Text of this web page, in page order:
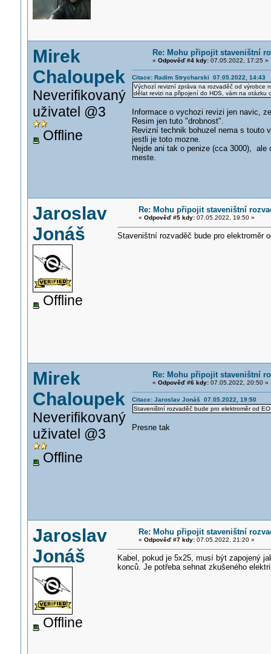
Mirek
Chaloupek
Neverifikovaný
uživatel @3
Offline
Re: Mohu připojit staveništní
« Odpověď #4 kdy:07.05.2022, 17:25 »
Citace: Radim Strycharski 07.05.2022, 14:43
Výchozí revizní zpráva na rozvaděč od výrobce
dělat revizi na připojení do HDS, vám na
Informace o vychozi revizi jen navic,
Resim jen tuto "drobnost".
Revizní technik bohuzel nema s touto
jestli je toto mozne.
Nejde ani tak o penize (cca 3000),
meste.
Jaroslav
Jonáš
Offline
Re: Mohu připojit staveništní
« Odpověď #5 kdy:07.05.2022, 19:50 »
Staveništní rozvaděč bude pro elektroměr
Mirek
Chaloupek
Neverifikovaný
uživatel @3
Offline
Re: Mohu připojit staveništní
« Odpověď #6 kdy:07.05.2022, 20:50 »
Citace: Jaroslav Jonáš 07.05.2022, 19:50
Staveništní rozvaděč bude pro elektroměr od
Presne tak
Jaroslav
Jonáš
Offline
Re: Mohu připojit staveništní
« Odpověď #7 kdy:07.05.2022, 21:20 »
Kabel, pokud je 5x25, musí být zapojený
konců. Je potřeba sehnat zkušeného